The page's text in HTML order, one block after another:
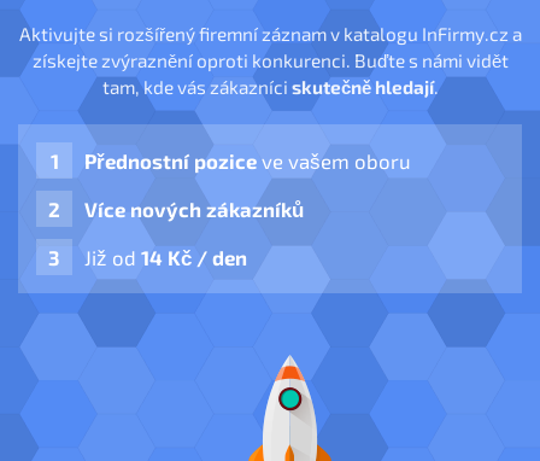
Aktivujte si rozšířený firemní záznam v katalogu InFirmy.cz a
získejte zvýraznění oproti konkurenci. Buďte s námi vidět
tam, kde vás zákazníci skutečně hledají.
Přednostní pozice ve vašem oboru
Více nových zákazníků
Již od 14 Kč / den